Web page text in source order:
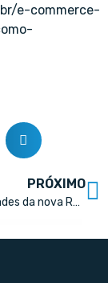
e-commerce-
PRÓXIMO
As oportunidades da nova RDC 44 no Conexão Farma 2024